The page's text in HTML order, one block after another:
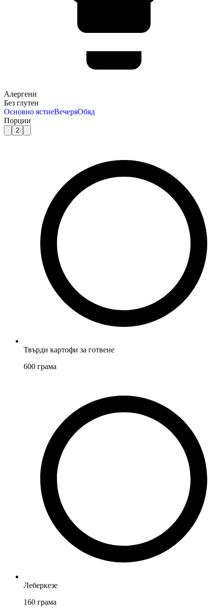
Алергени
Без глутен
Основно ястиеВечеряОбяд
Порции
2
Твърди картофи за готвене
600 грама
Леберкезе
160 грама